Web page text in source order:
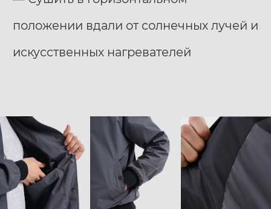
положении вдали от солнечных лучей и
искусственных нагревателей